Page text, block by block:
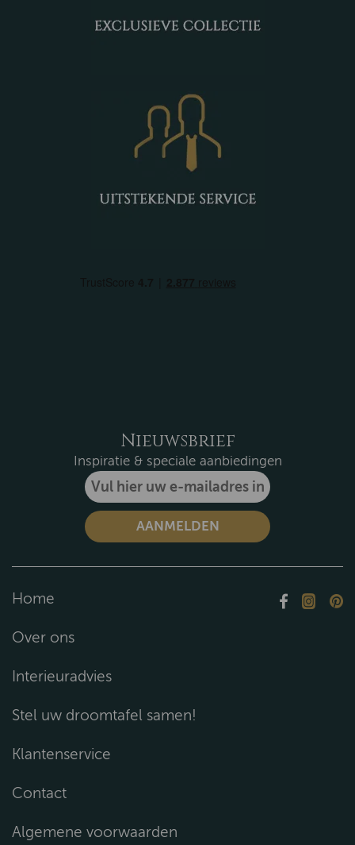
Nieuwsbrief
Inspiratie & speciale aanbiedingen
Home
Over ons
Interieuradvies
Stel uw droomtafel samen!
Klantenservice
Contact
Algemene voorwaarden